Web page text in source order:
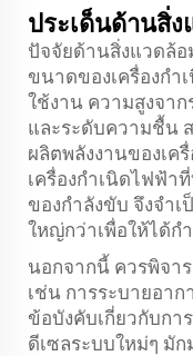
ประเด็นด้านสิ่
ปัจจัยด้านสิ่งแวดล้
ขนาดของเครื่องกำ
ใช้งาน ความสูงจา
และระดับความชื้น
ผลิตพลังงานของเค
เครื่องกำเนิดไฟฟ้า
ของกำลังขับ จึงจำ
ใหญ่กว่าเพื่อให้ได้ก
นอกจากนี้ ควรพิจา
เช่น การระบายอา
ข้อบังคับเกี่ยวกับกา
ดีเซลระบบใหม่ๆ มั